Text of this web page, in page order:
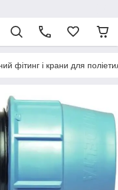
фітинг і крани для